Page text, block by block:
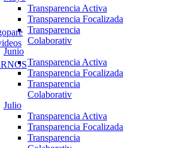
Transparencia Activa
Transparencia Focalizada
Transparencia
Colaborativ
Junio
Transparencia Activa
Transparencia Focalizada
Transparencia
Colaborativ
Julio
Transparencia Activa
Transparencia Focalizada
Transparencia